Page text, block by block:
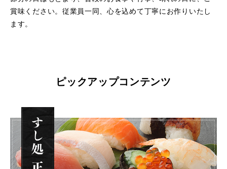
賞味ください。従業員一同、心を込めて丁寧にお作りいたし
ます。
ピックアップコンテンツ